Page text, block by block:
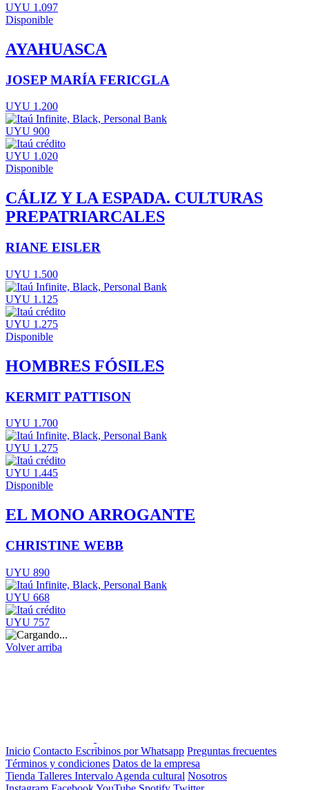
UYU 1.097
Disponible
AYAHUASCA
JOSEP MARÍA FERICGLA
UYU 1.200
UYU 900
UYU 1.020
Disponible
CÁLIZ Y LA ESPADA. CULTURAS
PREPATRIARCALES
RIANE EISLER
UYU 1.500
UYU 1.125
UYU 1.275
Disponible
HOMBRES FÓSILES
KERMIT PATTISON
UYU 1.700
UYU 1.275
UYU 1.445
Disponible
EL MONO ARROGANTE
CHRISTINE WEBB
UYU 890
UYU 668
UYU 757
Volver arriba
Inicio Contacto Escribinos por Whatsapp Preguntas frecuentes
Términos y condiciones Datos de la empresa
Tienda Talleres Intervalo Agenda cultural Nosotros